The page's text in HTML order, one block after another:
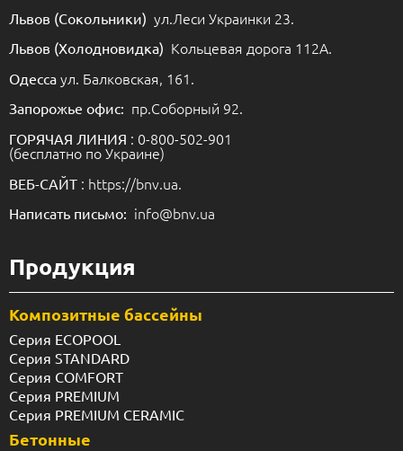
Львов (Сокольники) ул.Леси Украинки 23.
Львов (Холодновидка) Кольцевая дорога 112А.
Одесса ул. Балковская, 161.
Запорожье офис: пр.Соборный 92.
ГОРЯЧАЯ ЛИНИЯ : 0-800-502-901
(бесплатно по Украине)
ВЕБ-САЙТ : https://bnv.ua.
Написать письмо: info@bnv.ua
Продукция
Композитные бассейны
Серия ECOPOOL
Серия STANDARD
Серия COMFORT
Серия PREMIUM
Серия PREMIUM CERAMIC
Бетонные